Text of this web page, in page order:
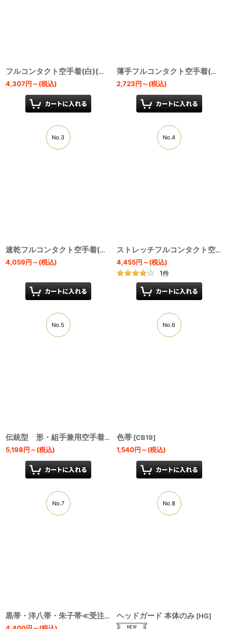
フルコンタクト空手着(白)(白帯付) [KU9]
4,307円～(税込)
薄手フルコンタクト空手着(白)(白帯付)
2,723円～(税込)
No.3
速乾フルコンタクト空手着(白) (白帯付) [KU8]
4,059円～(税込)
No.4
ストレッチフルコンタクト空手着(白) (白帯付)
4,455円～(税込)
1件
No.5
伝統型 形・組手兼用空手着 (白帯付) [TU1]
5,198円～(税込)
No.6
色帯 [CB19]
1,540円～(税込)
No.7
黒帯・洋八帯・朱子帯≪受注生産商品/納期約2週間≫ [BB・
No.8
ヘッドガード 本体のみ [HG]